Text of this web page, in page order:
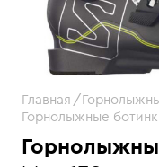
Главная
Горнолыжные